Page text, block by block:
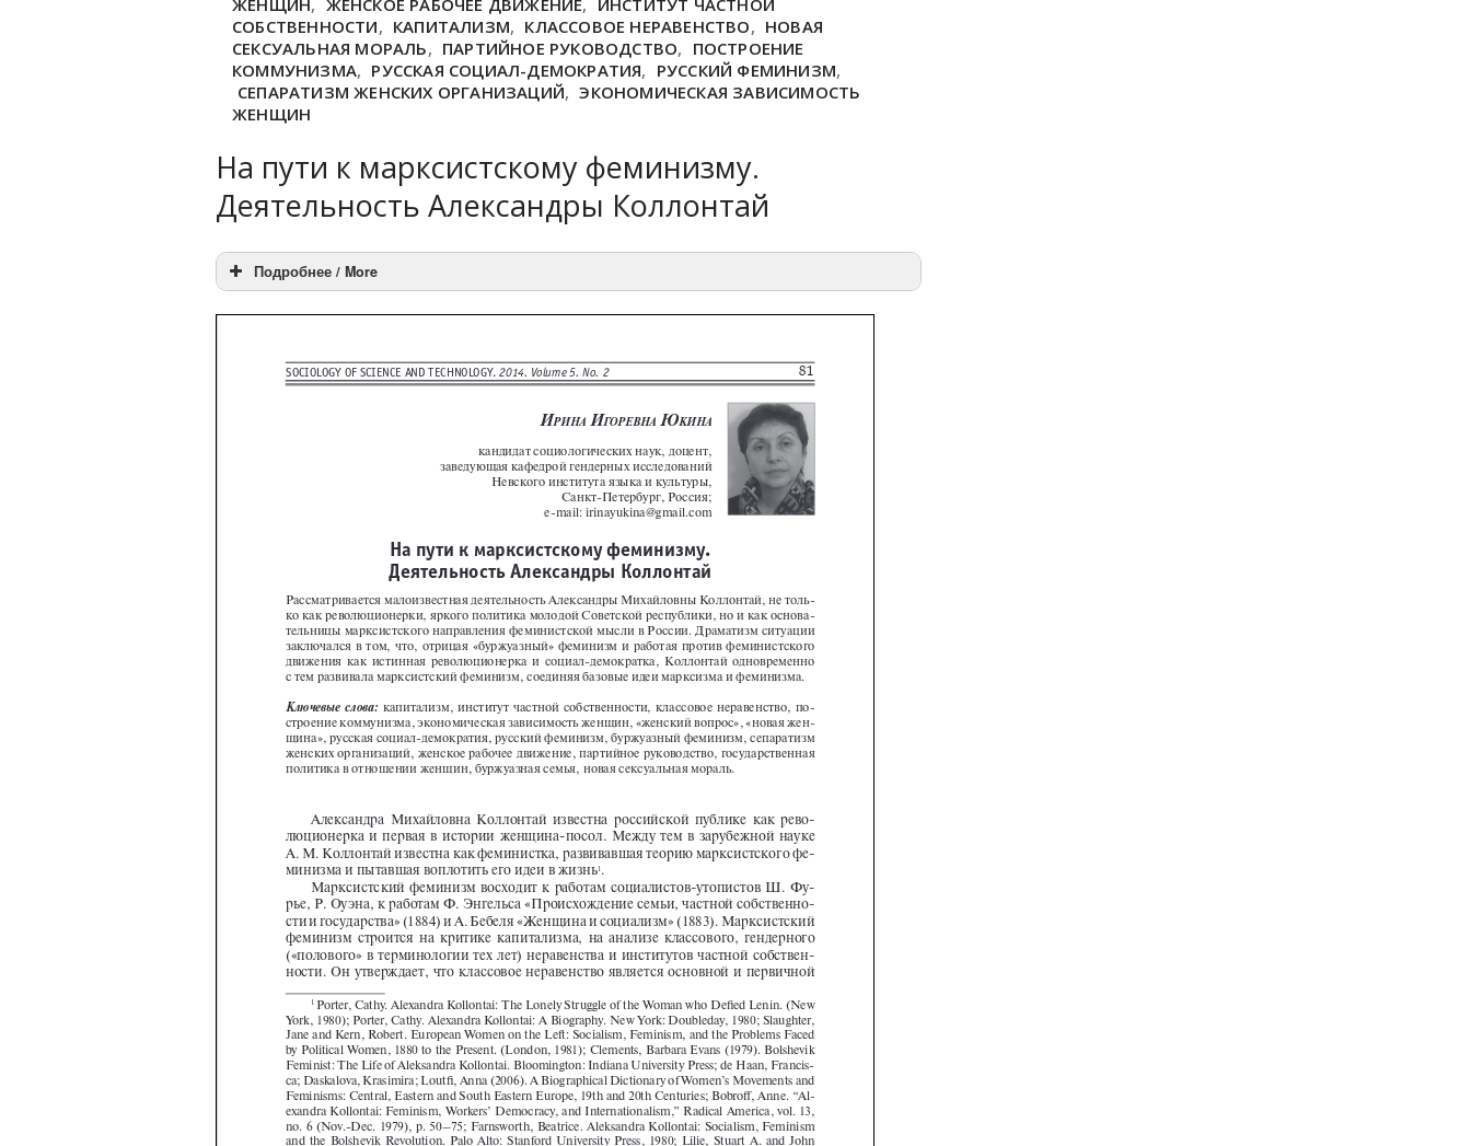
ЖЕНЩИН, ЖЕНСКОЕ РАБОЧЕЕ ДВИЖЕНИЕ, ИНСТИТУТ ЧАСТНОЙ
СОБСТВЕННОСТИ, КАПИТАЛИЗМ, КЛАССОВОЕ НЕРАВЕНСТВО, НОВАЯ
СЕКСУАЛЬНАЯ МОРАЛЬ, ПАРТИЙНОЕ РУКОВОДСТВО, ПОСТРОЕНИЕ
КОММУНИЗМА, РУССКАЯ СОЦИАЛ-ДЕМОКРАТИЯ, РУССКИЙ ФЕМИНИЗМ,
СЕПАРАТИЗМ ЖЕНСКИХ ОРГАНИЗАЦИЙ, ЭКОНОМИЧЕСКАЯ ЗАВИСИМОСТЬ
ЖЕНЩИН
На пути к марксистскому феминизму.
Деятельность Александры Коллонтай
Подробнее / More